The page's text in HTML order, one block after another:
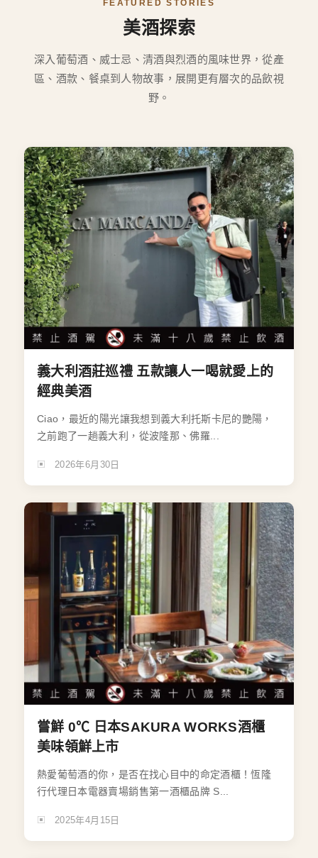
FEATURED STORIES
美酒探索
深入葡萄酒、威士忌、清酒與烈酒的風味世界，從產
區、酒款、餐桌到人物故事，展開更有層次的品飲視
野。
義大利酒莊巡禮 五款讓人一喝就愛上的
經典美酒
Ciao，最近的陽光讓我想到義大利托斯卡尼的艷陽，
之前跑了一趟義大利，從波隆那、佛羅...
2026年6月30日
嘗鮮 0℃ 日本SAKURA WORKS酒櫃
美味領鮮上市
熱愛葡萄酒的你，是否在找心目中的命定酒櫃！恆隆
行代理日本電器賣場銷售第一酒櫃品牌 S...
2025年4月15日